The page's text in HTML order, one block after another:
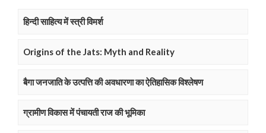
हिन्दी साहित्य में स्त्री विमर्श
Origins of the Jats: Myth and Reality
बैगा जनजाति के उत्पत्ति की अवधारणा का ऐतिहासिक विश्लेषण
ग्रामीण विकास में पंचायती राज की भूमिका